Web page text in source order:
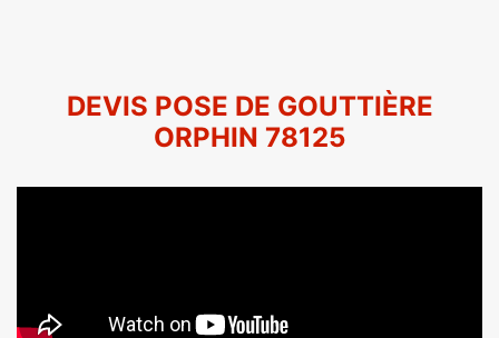
DEVIS POSE DE GOUTTIÈRE
ORPHIN 78125